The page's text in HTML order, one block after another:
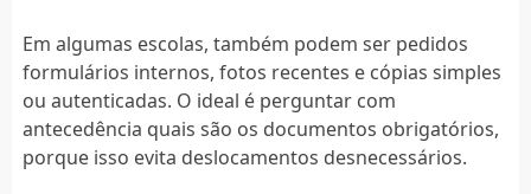
Em algumas escolas, também podem ser pedidos
formulários internos, fotos recentes e cópias simples
ou autenticadas. O ideal é perguntar com
antecedência quais são os documentos obrigatórios,
porque isso evita deslocamentos desnecessários.